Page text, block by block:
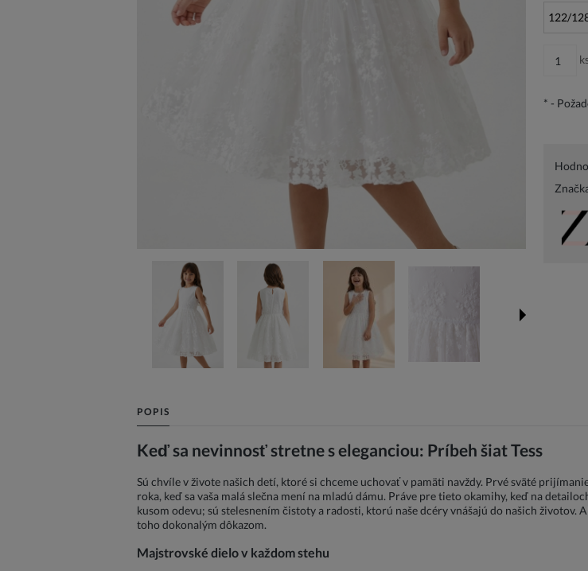
* -
POPIS
Keď sa nevinnosť stretne s eleganciou: Príbeh šiat Tess
Sú chvíle v živote našich detí, ktoré si chceme uchovať v pamäti navždy. Prvé sväté
roka, keď sa vaša malá slečna mení na mladú dámu. Práve pre tieto okamihy, keď na
kusom odevu; sú stelesnením čistoty a radosti, ktorú naše dcéry vnášajú do našich životov.
toho dokonalým dôkazom.
Majstrovské dielo v každom stehu